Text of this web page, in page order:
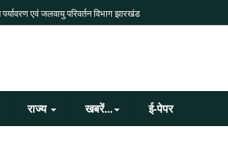
एवं जलवायु परिवर्तन विभाग झारखंड
राज्य खबरें... ई-पेपर